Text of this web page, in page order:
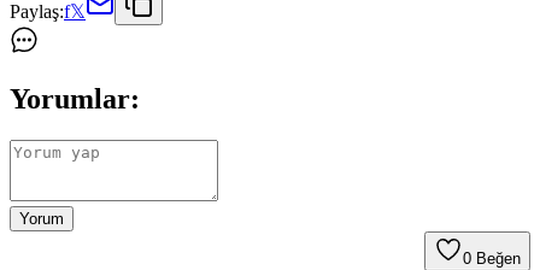
Paylaş:f𝕏
Yorumlar:
Yorum
0 Beğen